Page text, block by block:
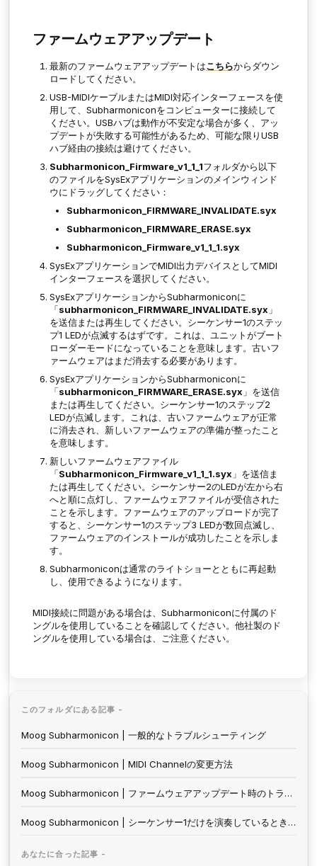
ファームウェアアップデート
最新のファームウェアアップデートはこちらからダウン
ロードしてください。
USB-MIDIケーブルまたはMIDI対応インターフェースを使
用して、Subharmoniconをコンピューターに接続して
ください。USBハブは動作が不安定な場合が多く、アッ
プデートが失敗する可能性があるため、可能な限りUSB
ハブ経由の接続は避けてください。
Subharmonicon_Firmware_v1_1_1フォルダから以下
のファイルをSysExアプリケーションのメインウィンド
ウにドラッグしてください：
Subharmonicon_FIRMWARE_INVALIDATE.syx
Subharmonicon_FIRMWARE_ERASE.syx
Subharmonicon_Firmware_v1_1_1.syx
SysExアプリケーションでMIDI出力デバイスとしてMIDI
インターフェースを選択してください。
SysExアプリケーションからSubharmoniconに
「subharmonicon_FIRMWARE_INVALIDATE.syx 」
を送信または再生してください。シーケンサー1のステッ
プ1 LEDが点滅するはずです。これは、ユニットがブート
ローダーモードになっていることを意味します。古いフ
ァームウェアはまだ消去する必要があります。
SysExアプリケーションからSubharmoniconに
「subharmonicon_FIRMWARE_ERASE.syx 」を送信
または再生してください。シーケンサー1のステップ2
LEDが点滅します。これは、古いファームウェアが正常
に消去され、新しいファームウェアの準備が整ったこと
を意味します。
新しいファームウェアファイル
「Subharmonicon_Firmware_v1_1_1.syx 」を送信ま
たは再生してください。シーケンサー2のLEDが左から右
へと順に点灯し、ファームウェアファイルが受信された
ことを示します。ファームウェアのアップロードが完了
すると、シーケンサー1のステップ3 LEDが数回点滅し、
ファームウェアのインストールが成功したことを示しま
す。
Subharmoniconは通常のライトショーとともに再起動
し、使用できるようになります。
MIDI接続に問題がある場合は、Subharmoniconに付属のド
ングルを使用していることを確認してください。他社製のド
ングルを使用している場合は、ご注意ください。
このフォルダにある記事 -
Moog Subharmonicon | 一般的なトラブルシューティング
Moog Subharmonicon | MIDI Channelの変更方法
Moog Subharmonicon | ファームウェアアップデート時のトラブルシューティング
Moog Subharmonicon | シーケンサー1だけを演奏しているときに、オシレーター2の音が聞こえるのはなぜですか？
あなたに合った記事 -